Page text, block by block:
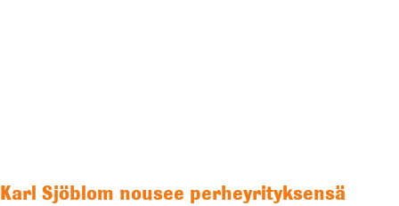
Karl Sjöblom nousee perheyrityksensä